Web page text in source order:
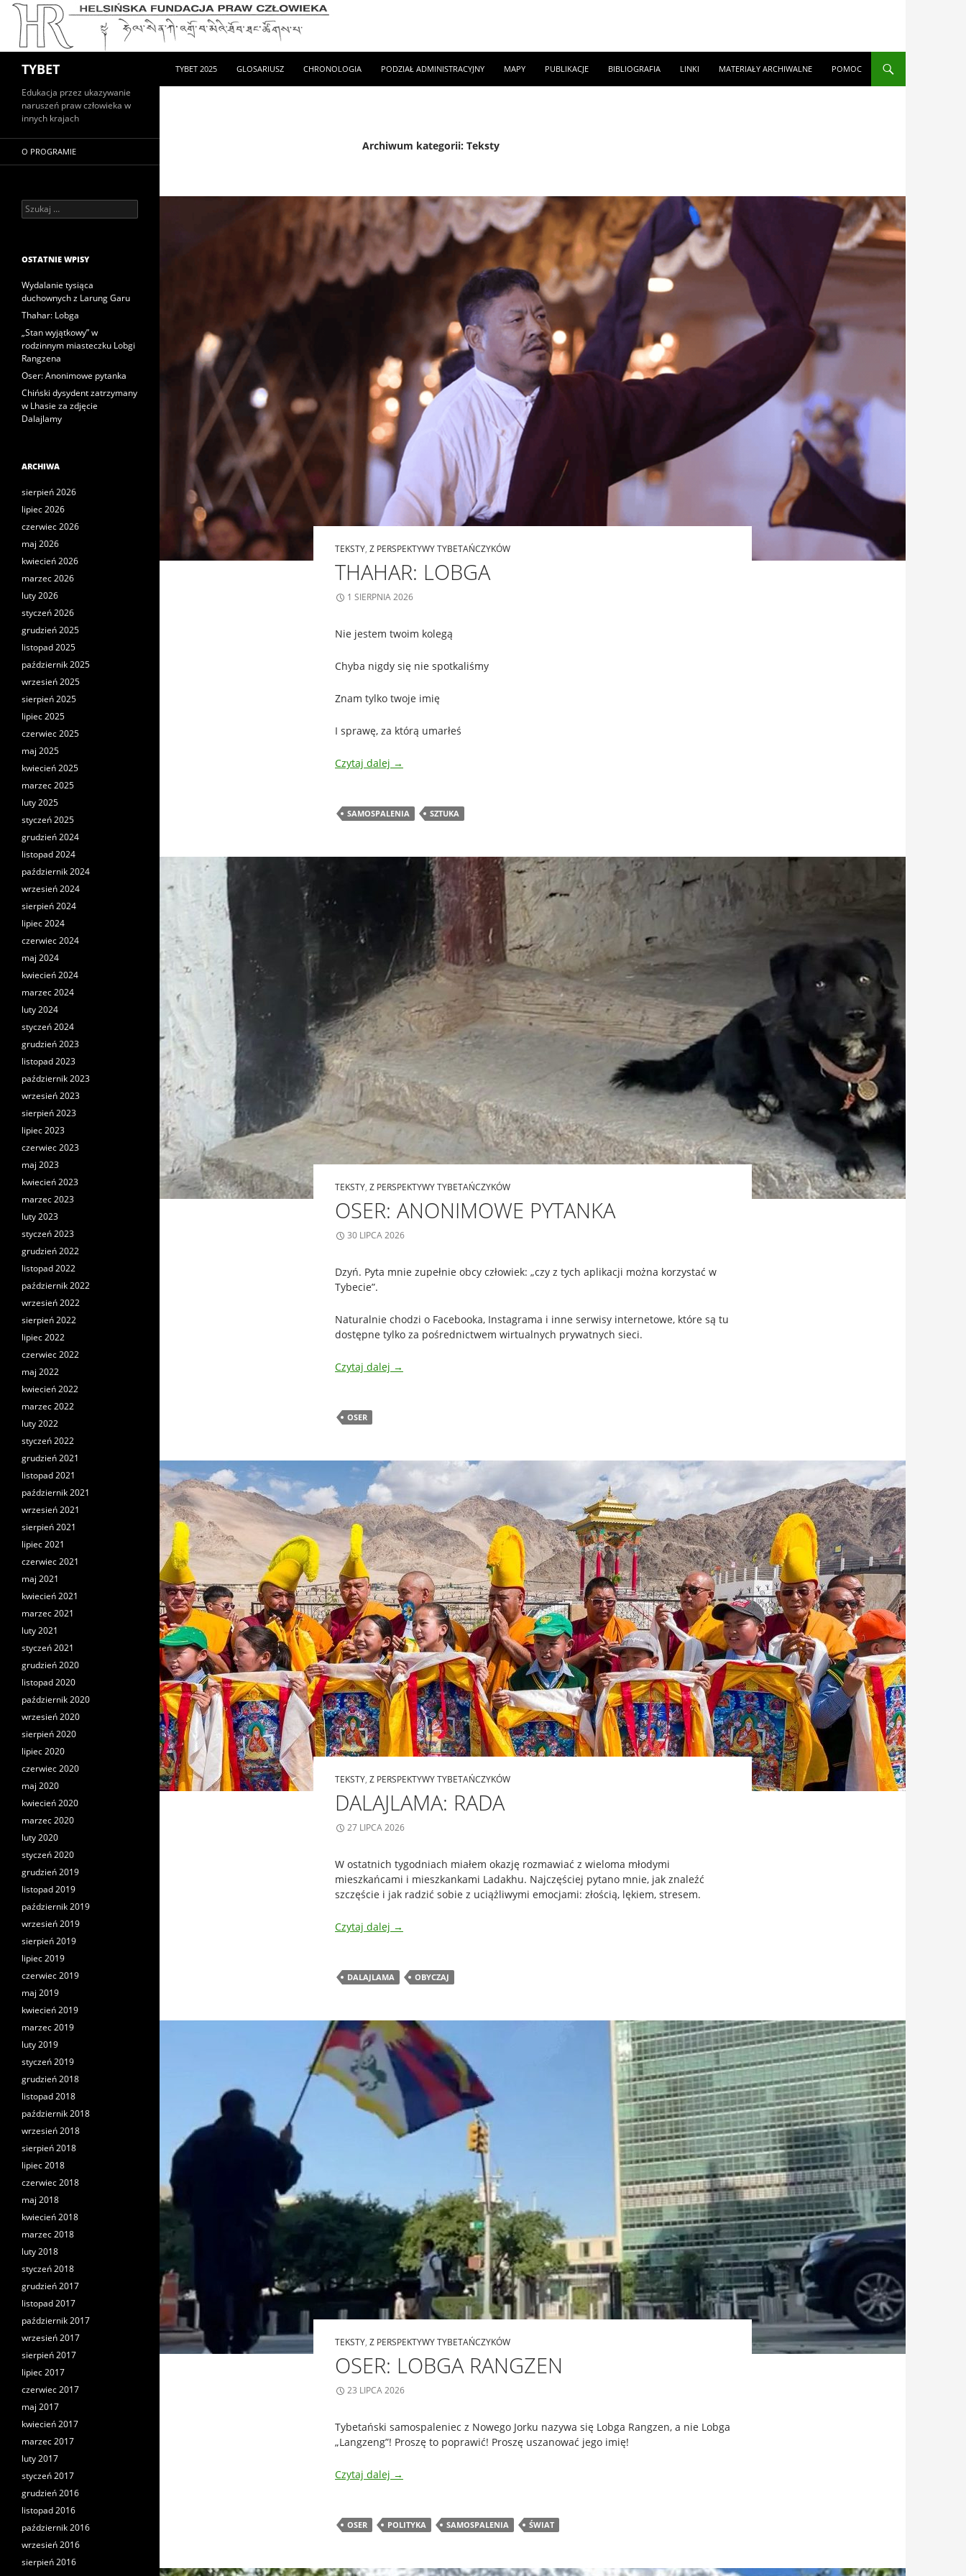
TYBET
TYBET 2025
GLOSARIUSZ CHRONOLOGIA PODZIAŁ ADMINISTRACYJNY MAPY PUBLIKACJE BIBLIOGRAFIA LINKI MATERIAŁY ARCHIWALNE POMOC
Archiwum kategorii: Teksty
TEKSTY, Z PERSPEKTYWY TYBETAŃCZYKÓW
THAHAR: LOBGA
1 SIERPNIA 2026
Nie jestem twoim kolegą
Chyba nigdy się nie spotkaliśmy
Znam tylko twoje imię
I sprawę, za którą umarłeś
Czytaj dalej →
SAMOSPALENIA SZTUKA
TEKSTY, Z PERSPEKTYWY TYBETAŃCZYKÓW
OSER: ANONIMOWE PYTANKA
30 LIPCA 2026
Dzyń. Pyta mnie zupełnie obcy człowiek: „czy z tych aplikacji można korzystać w
Tybecie”.
Naturalnie chodzi o Facebooka, Instagrama i inne serwisy internetowe, które są tu
dostępne tylko za pośrednictwem wirtualnych prywatnych sieci.
Czytaj dalej →
OSER
TEKSTY, Z PERSPEKTYWY TYBETAŃCZYKÓW
DALAJLAMA: RADA
27 LIPCA 2026
W ostatnich tygodniach miałem okazję rozmawiać z wieloma młodymi
mieszkańcami i mieszkankami Ladakhu. Najczęściej pytano mnie, jak znaleźć
szczęście i jak radzić sobie z uciążliwymi emocjami: złością, lękiem, stresem.
Czytaj dalej →
DALAJLAMA OBYCZAJ
TEKSTY, Z PERSPEKTYWY TYBETAŃCZYKÓW
OSER: LOBGA RANGZEN
23 LIPCA 2026
Tybetański samospaleniec z Nowego Jorku nazywa się Lobga Rangzen, a nie Lobga
„Langzeng”! Proszę to poprawić! Proszę uszanować jego imię!
Czytaj dalej →
OSER POLITYKA SAMOSPALENIA ŚWIAT
Edukacja przez ukazywanie
naruszeń praw człowieka w
innych krajach
O PROGRAMIE
Szukaj:
OSTATNIE WPISY
Wydalanie tysiąca
duchownych z Larung Garu
Thahar: Lobga
„Stan wyjątkowy” w
rodzinnym miasteczku Lobgi
Rangzena
Oser: Anonimowe pytanka
Chiński dysydent zatrzymany
w Lhasie za zdjęcie
Dalajlamy
ARCHIWA
sierpień 2026
lipiec 2026
czerwiec 2026
maj 2026
kwiecień 2026
marzec 2026
luty 2026
styczeń 2026
grudzień 2025
listopad 2025
październik 2025
wrzesień 2025
sierpień 2025
lipiec 2025
czerwiec 2025
maj 2025
kwiecień 2025
marzec 2025
luty 2025
styczeń 2025
grudzień 2024
listopad 2024
październik 2024
wrzesień 2024
sierpień 2024
lipiec 2024
czerwiec 2024
maj 2024
kwiecień 2024
marzec 2024
luty 2024
styczeń 2024
grudzień 2023
listopad 2023
październik 2023
wrzesień 2023
sierpień 2023
lipiec 2023
czerwiec 2023
maj 2023
kwiecień 2023
marzec 2023
luty 2023
styczeń 2023
grudzień 2022
listopad 2022
październik 2022
wrzesień 2022
sierpień 2022
lipiec 2022
czerwiec 2022
maj 2022
kwiecień 2022
marzec 2022
luty 2022
styczeń 2022
grudzień 2021
listopad 2021
październik 2021
wrzesień 2021
sierpień 2021
lipiec 2021
czerwiec 2021
maj 2021
kwiecień 2021
marzec 2021
luty 2021
styczeń 2021
grudzień 2020
listopad 2020
październik 2020
wrzesień 2020
sierpień 2020
lipiec 2020
czerwiec 2020
maj 2020
kwiecień 2020
marzec 2020
luty 2020
styczeń 2020
grudzień 2019
listopad 2019
październik 2019
wrzesień 2019
sierpień 2019
lipiec 2019
czerwiec 2019
maj 2019
kwiecień 2019
marzec 2019
luty 2019
styczeń 2019
grudzień 2018
listopad 2018
październik 2018
wrzesień 2018
sierpień 2018
lipiec 2018
czerwiec 2018
maj 2018
kwiecień 2018
marzec 2018
luty 2018
styczeń 2018
grudzień 2017
listopad 2017
październik 2017
wrzesień 2017
sierpień 2017
lipiec 2017
czerwiec 2017
maj 2017
kwiecień 2017
marzec 2017
luty 2017
styczeń 2017
grudzień 2016
listopad 2016
październik 2016
wrzesień 2016
sierpień 2016